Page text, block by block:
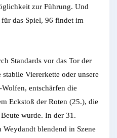
zur Führung. Und
das Spiel, 96 findet im
Standards vor das Tor der
Viererkette oder unsere
entschärfen die
Eckstoß der Roten (25.), die
wurde. In der 31.
blendend in Szene